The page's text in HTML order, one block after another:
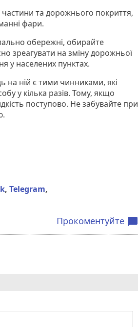
та дорожнього покриття,
фари.
обережні, обирайте
зреагувати на зміну дорожньої
у населених пунктах.
на ній є тими чинниками, які
у кілька разів. Тому, якщо
поступово. Не забувайте при
,Telegram,
Прокоментуйте chat_bubble